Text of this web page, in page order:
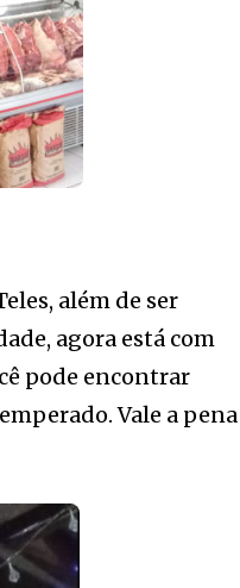
além de ser
agora está com
pode encontrar
Vale a pena